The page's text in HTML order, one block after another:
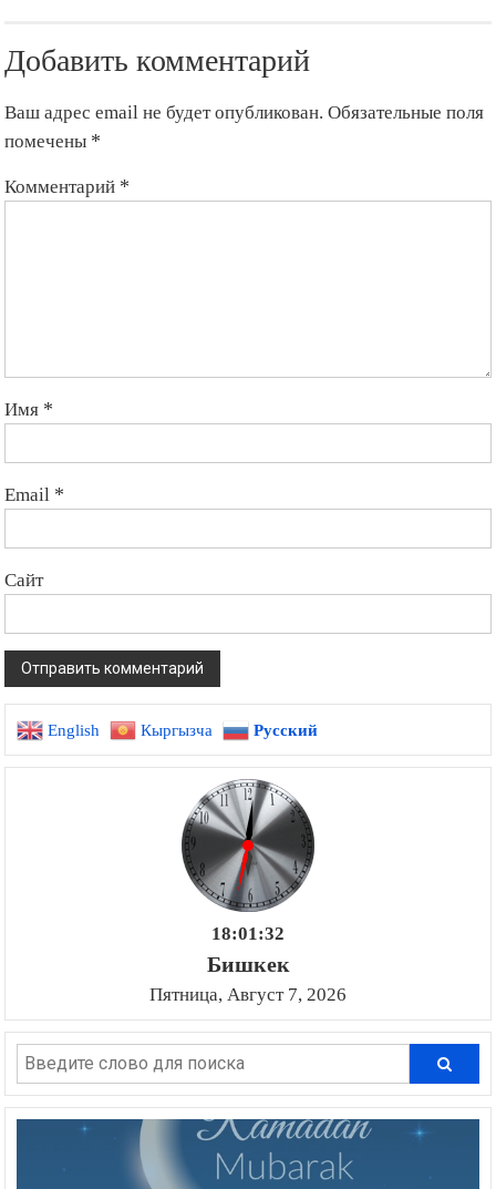
мясо
Добавить комментарий
Ваш адрес email не будет опубликован. Обязательные поля
помечены *
Комментарий *
Имя *
Email *
Сайт
English Кыргызча Русский
18:01:33
Бишкек
Пятница, Август 7, 2026